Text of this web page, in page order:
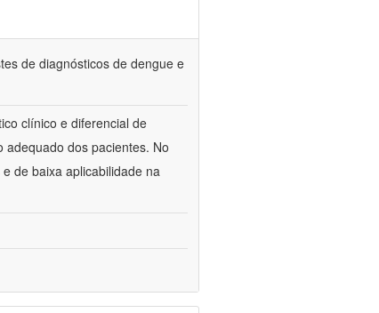
de diagnósticos de dengue e
clínico e diferencial de
dos pacientes. No
de baixa aplicabilidade na